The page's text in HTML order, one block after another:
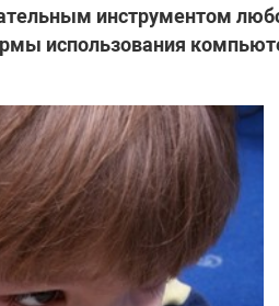
инструментом
использования